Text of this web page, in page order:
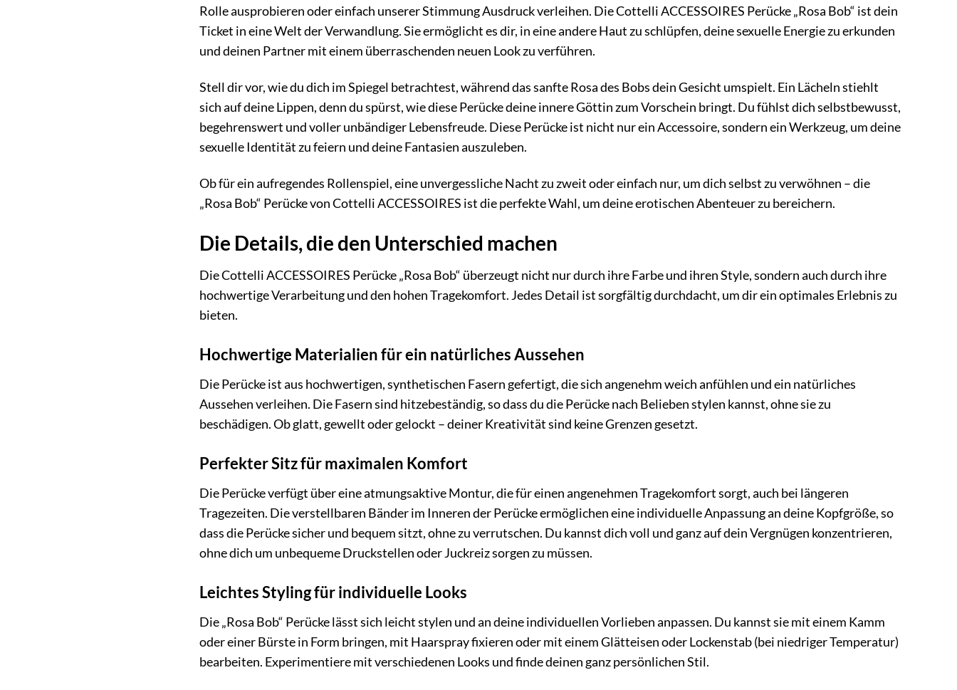
Rolle ausprobieren oder einfach unserer Stimmung Ausdruck verleihen. Die Cottelli ACCESSOIRES Perücke „Rosa Bob“ ist dein
Ticket in eine Welt der Verwandlung. Sie ermöglicht es dir, in eine andere Haut zu schlüpfen, deine sexuelle Energie zu erkunden
und deinen Partner mit einem überraschenden neuen Look zu verführen.
Stell dir vor, wie du dich im Spiegel betrachtest, während das sanfte Rosa des Bobs dein Gesicht umspielt. Ein Lächeln stiehlt
sich auf deine Lippen, denn du spürst, wie diese Perücke deine innere Göttin zum Vorschein bringt. Du fühlst dich selbstbewusst,
begehrenswert und voller unbändiger Lebensfreude. Diese Perücke ist nicht nur ein Accessoire, sondern ein Werkzeug, um deine
sexuelle Identität zu feiern und deine Fantasien auszuleben.
Ob für ein aufregendes Rollenspiel, eine unvergessliche Nacht zu zweit oder einfach nur, um dich selbst zu verwöhnen – die
„Rosa Bob“ Perücke von Cottelli ACCESSOIRES ist die perfekte Wahl, um deine erotischen Abenteuer zu bereichern.
Die Details, die den Unterschied machen
Die Cottelli ACCESSOIRES Perücke „Rosa Bob“ überzeugt nicht nur durch ihre Farbe und ihren Style, sondern auch durch ihre
hochwertige Verarbeitung und den hohen Tragekomfort. Jedes Detail ist sorgfältig durchdacht, um dir ein optimales Erlebnis zu
bieten.
Hochwertige Materialien für ein natürliches Aussehen
Die Perücke ist aus hochwertigen, synthetischen Fasern gefertigt, die sich angenehm weich anfühlen und ein natürliches
Aussehen verleihen. Die Fasern sind hitzebeständig, so dass du die Perücke nach Belieben stylen kannst, ohne sie zu
beschädigen. Ob glatt, gewellt oder gelockt – deiner Kreativität sind keine Grenzen gesetzt.
Perfekter Sitz für maximalen Komfort
Die Perücke verfügt über eine atmungsaktive Montur, die für einen angenehmen Tragekomfort sorgt, auch bei längeren
Tragezeiten. Die verstellbaren Bänder im Inneren der Perücke ermöglichen eine individuelle Anpassung an deine Kopfgröße, so
dass die Perücke sicher und bequem sitzt, ohne zu verrutschen. Du kannst dich voll und ganz auf dein Vergnügen konzentrieren,
ohne dich um unbequeme Druckstellen oder Juckreiz sorgen zu müssen.
Leichtes Styling für individuelle Looks
Die „Rosa Bob“ Perücke lässt sich leicht stylen und an deine individuellen Vorlieben anpassen. Du kannst sie mit einem Kamm
oder einer Bürste in Form bringen, mit Haarspray fixieren oder mit einem Glätteisen oder Lockenstab (bei niedriger Temperatur)
bearbeiten. Experimentiere mit verschiedenen Looks und finde deinen ganz persönlichen Stil.